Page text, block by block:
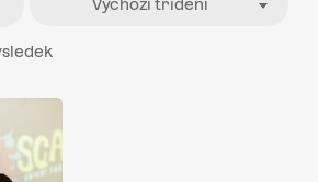
Výchozí třídění